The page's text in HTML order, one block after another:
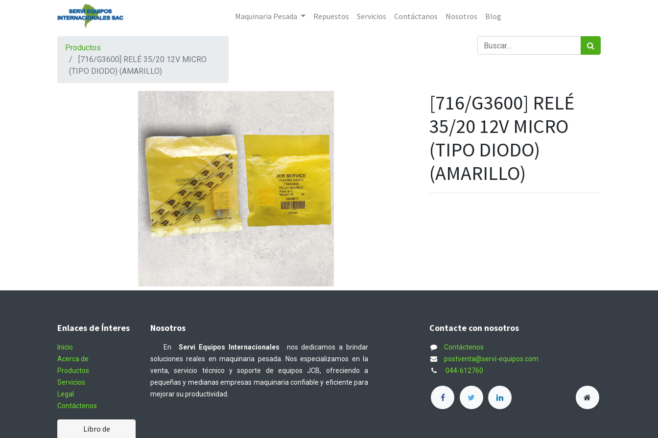
Maquinaria Pesada Repuestos Servicios Contáctanos Nosotros Blog
Productos
[716/G3600] RELÉ 35/20 12V MICRO
(TIPO DIODO) (AMARILLO)
[716/G3600] RELÉ
35/20 12V MICRO
(TIPO DIODO)
(AMARILLO)
Enlaces de Ínteres
Inicio
Acerca de
Productos
Servicios
Legal
Contáctenos
Libro de
Nosotros
En Servi Equipos Internacionales
nos dedicamos a brindar
soluciones reales en maquinaria pesada. Nos especializamos en la
venta, servicio técnico y soporte de equipos JCB, ofreciendo a
pequeñas y medianas empresas maquinaria confiable y eficiente para
mejorar su productividad.
Contacte con nosotros
Contáctenos
postventa@servi-equipos.com
044-612760